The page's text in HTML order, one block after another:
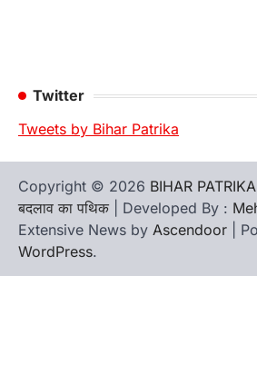
Twitter
Tweets by Bihar Patrika
Copyright © 2026 BIHAR PATRIKA
बदलाव का पथिक | Developed By :
Extensive News by Ascendoor |
WordPress.